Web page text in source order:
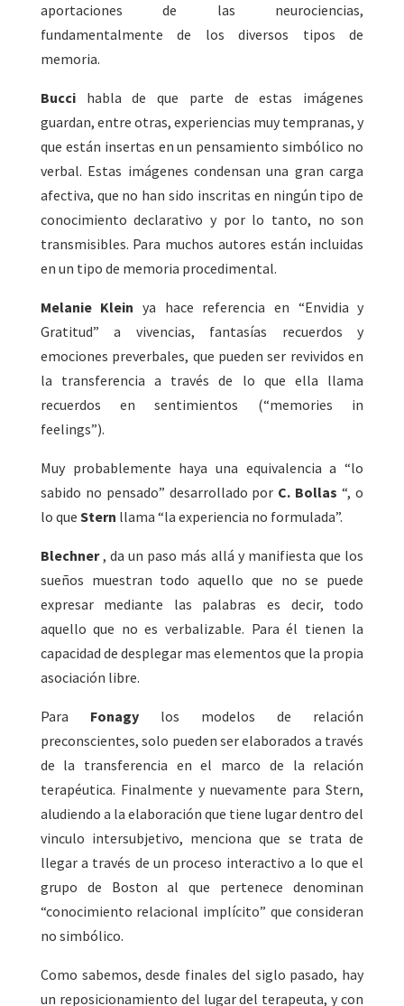
aportaciones de las neurociencias,
fundamentalmente de los diversos tipos de
memoria.
Bucci habla de que parte de estas imágenes
guardan, entre otras, experiencias muy tempranas, y
que están insertas en un pensamiento simbólico no
verbal. Estas imágenes condensan una gran carga
afectiva, que no han sido inscritas en ningún tipo de
conocimiento declarativo y por lo tanto, no son
transmisibles. Para muchos autores están incluidas
en un tipo de memoria procedimental.
Melanie Kleinya hace referencia en “Envidia y
Gratitud” a vivencias, fantasías recuerdos y
emociones preverbales, que pueden ser revividos en
la transferencia a través de lo que ella llama
recuerdos en sentimientos (“memories in
feelings”).
Muy probablemente haya una equivalencia a “lo
sabido no pensado” desarrollado por C. Bollas“, o
lo que Stern llama “la experiencia no formulada”.
Blechner, da un paso más allá y manifiesta que los
sueños muestran todo aquello que no se puede
expresar mediante las palabras es decir, todo
aquello que no es verbalizable. Para él tienen la
capacidad de desplegar mas elementos que la propia
asociación libre.
Para Fonagy los modelos de relación
preconscientes, solo pueden ser elaborados a través
de la transferencia en el marco de la relación
terapéutica. Finalmente y nuevamente para Stern,
aludiendo a la elaboración que tiene lugar dentro del
vinculo intersubjetivo, menciona que se trata de
llegar a través de un proceso interactivo a lo que el
grupo de Boston al que pertenece denominan
“conocimiento relacional implícito” que consideran
no simbólico.
Como sabemos, desde finales del siglo pasado, hay
un reposicionamiento del lugar del terapeuta, y con